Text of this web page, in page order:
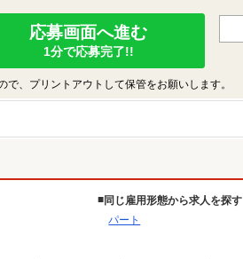
応募画面へ進む
1分で応募完了!!
、プリントアウトして保管をお願いします。
同じ雇用形態から求人を探す
パート